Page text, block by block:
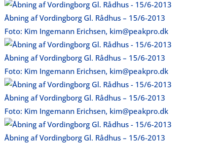
Åbning af Vordingborg Gl. Rådhus – 15/6-2013
Foto: Kim Ingemann Erichsen, kim@peakpro.dk
Åbning af Vordingborg Gl. Rådhus – 15/6-2013
Foto: Kim Ingemann Erichsen, kim@peakpro.dk
Åbning af Vordingborg Gl. Rådhus – 15/6-2013
Foto: Kim Ingemann Erichsen, kim@peakpro.dk
Åbning af Vordingborg Gl. Rådhus – 15/6-2013